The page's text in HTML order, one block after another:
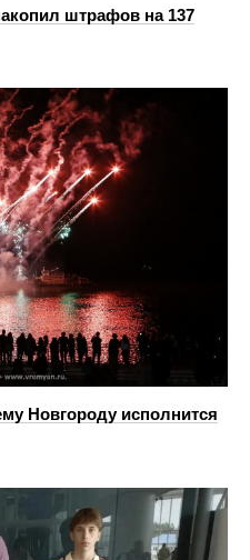
штрафов на 137
Новгороду исполнится